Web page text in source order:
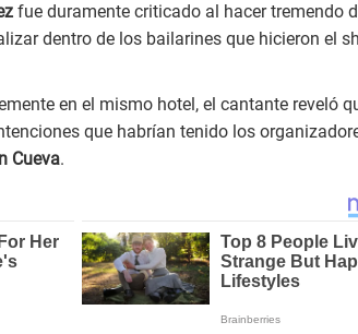
fue duramente criticado al hacer tremendo
dentro de los bailarines que hicieron el
en el mismo hotel, el cantante reveló
que habrían tenido los
Cueva.